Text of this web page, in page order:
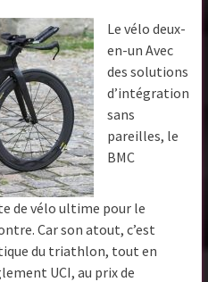
Le vélo deux-
en-un Avec
des solutions
d’intégration
sans
pareilles, le
BMC
de vélo ultime pour le
Car son atout, c’est
du triathlon, tout en
UCI, au prix de